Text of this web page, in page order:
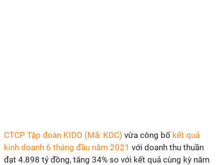
CTCP Tập đoàn KIDO (Mã: KDC) vừa công bố kết quả
kinh doanh 6 tháng đầu năm 2021 với doanh thu thuần
đạt 4.898 tỷ đồng, tăng 34% so với kết quả cùng kỳ năm